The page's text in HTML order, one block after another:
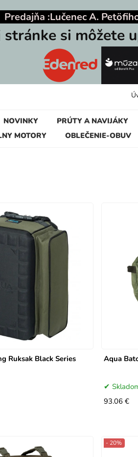
Predajňa :Lučenec A.
stránke si môžete
NOVINKY PRÚTY A NAVIJÁKY
MOTORY OBLEČENIE-OBUV
Ruksak Black Series Aqua
93.06 €
- 20%